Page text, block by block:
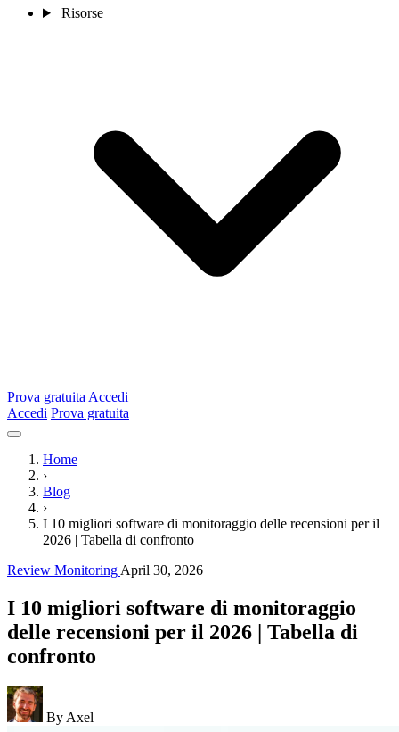
Risorse
Prova gratuita Accedi
Accedi Prova gratuita
Home
›
Blog
›
I 10 migliori software di monitoraggio delle recensioni per il
2026 | Tabella di confronto
Review Monitoring April 30, 2026
I 10 migliori software di monitoraggio
delle recensioni per il 2026 | Tabella di
confronto
By Axel